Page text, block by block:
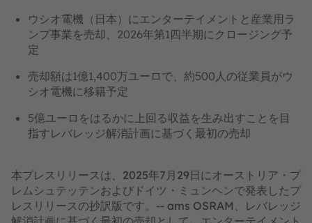
ウシオ電機（日本）にエンターテイメントと産業用ラ
ンプ事業を売却、2026年第1四半期にクロージング予
定
売却額は1億1,400万ユーロで、約500人の従業員がウ
シオ電機に移籍予定
5億ユーロをはるかに上回る収益を生み出すことを目
指すレバレッジ解消計画に基づく最初の売却
本プレスリリースは、2025年7月29日にオーストリア・プ
レムシュテッテンおよびドイツ・ミュンヘンで発表したプ
レスリリースの抄訳版です。-- ams OSRAM、レバレッジ